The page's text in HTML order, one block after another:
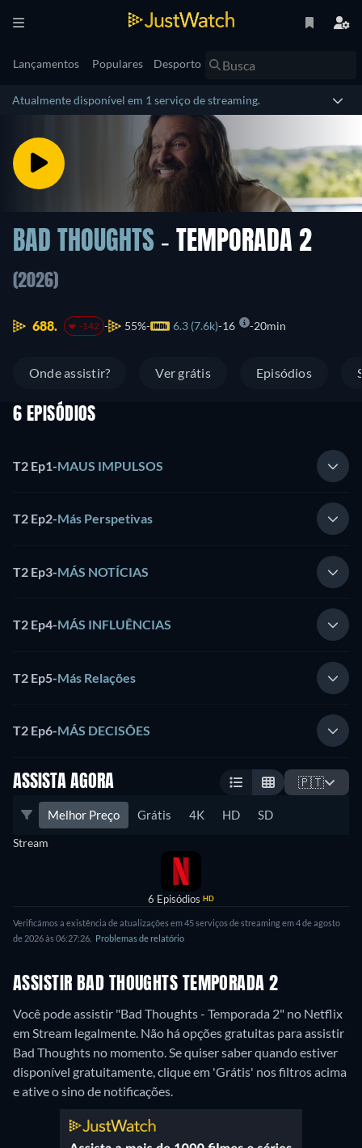
Lançamentos Populares Desporto
Atualmente disponível em 1 serviço de streaming.
BAD THOUGHTS - TEMPORADA 2
(2026)
688. -142 55% 6.3 (7.6k) 16 20min
Onde assistir? Ver grátis Episódios
6 EPISÓDIOS
T2 Ep1-MAUS IMPULSOS
T2 Ep2-Más Perspetivas
T2 Ep3-MÁS NOTÍCIAS
T2 Ep4-MÁS INFLUÊNCIAS
T2 Ep5-Más Relações
T2 Ep6-MÁS DECISÕES
ASSISTA AGORA 🇵🇹
Melhor Preço Grátis 4K HD SD
Stream
6 Episódios HD
Verificámos a existência de atualizações em 45 serviços de streaming em 4 de agosto
de 2026 às 06:27:26.
Problemas de relatório
ASSISTIR BAD THOUGHTS TEMPORADA 2
Você pode assistir "Bad Thoughts - Temporada 2" no Netflix
em Stream legalmente. Não há opções gratuitas para assistir
Bad Thoughts no momento. Se quiser saber quando estiver
disponível gratuitamente, clique em 'Grátis' nos filtros acima
e ative o sino de notificações.